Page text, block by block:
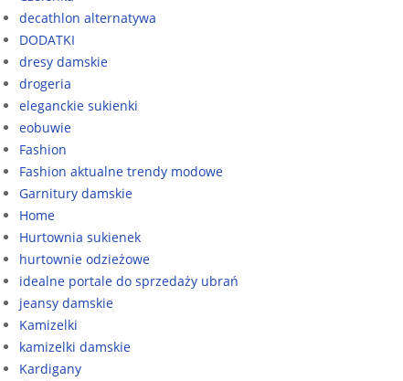
decathlon alternatywa
DODATKI
dresy damskie
drogeria
eleganckie sukienki
eobuwie
Fashion
Fashion aktualne trendy modowe
Garnitury damskie
Home
Hurtownia sukienek
hurtownie odzieżowe
idealne portale do sprzedaży ubrań
jeansy damskie
Kamizelki
kamizelki damskie
Kardigany